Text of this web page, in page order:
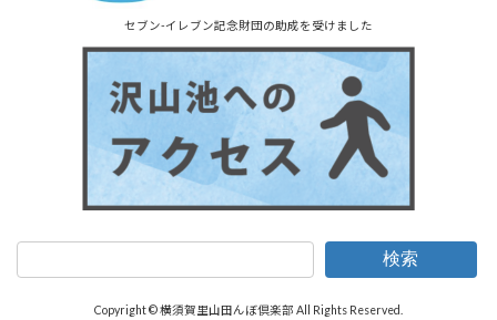
セブン-イレブン記念財団の助成を受けました
検索
Copyright © 横須賀里山田んぼ倶楽部 All Rights Reserved.